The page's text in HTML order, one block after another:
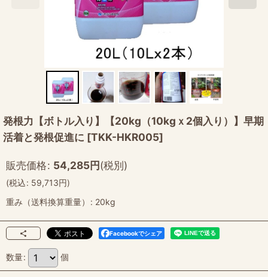
発根力【ボトル入り】【20kg（10kgｘ2個入り）】早期
活着と発根促進に [TKK-HKR005]
販売価格: 54,285円(税別)
(税込: 59,713円)
重み（送料換算重量）
: 20kg
Facebookでシェア
数量: 個